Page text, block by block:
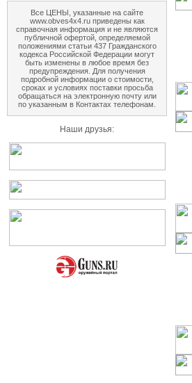
Все ЦЕНЫ, указанные на сайте
www.obves4x4.ru приведены как
справочная информация и не являются
публичной офертой, определяемой
положениями статьи 437 Гражданского
кодекса Российской Федерации могут
быть изменены в любое время без
предупреждения. Для получения
подробной информации о стоимости,
сроках и условиях поставки просьба
обращаться на электронную почту или
по указанным в Контактах телефонам.
Наши друзья: